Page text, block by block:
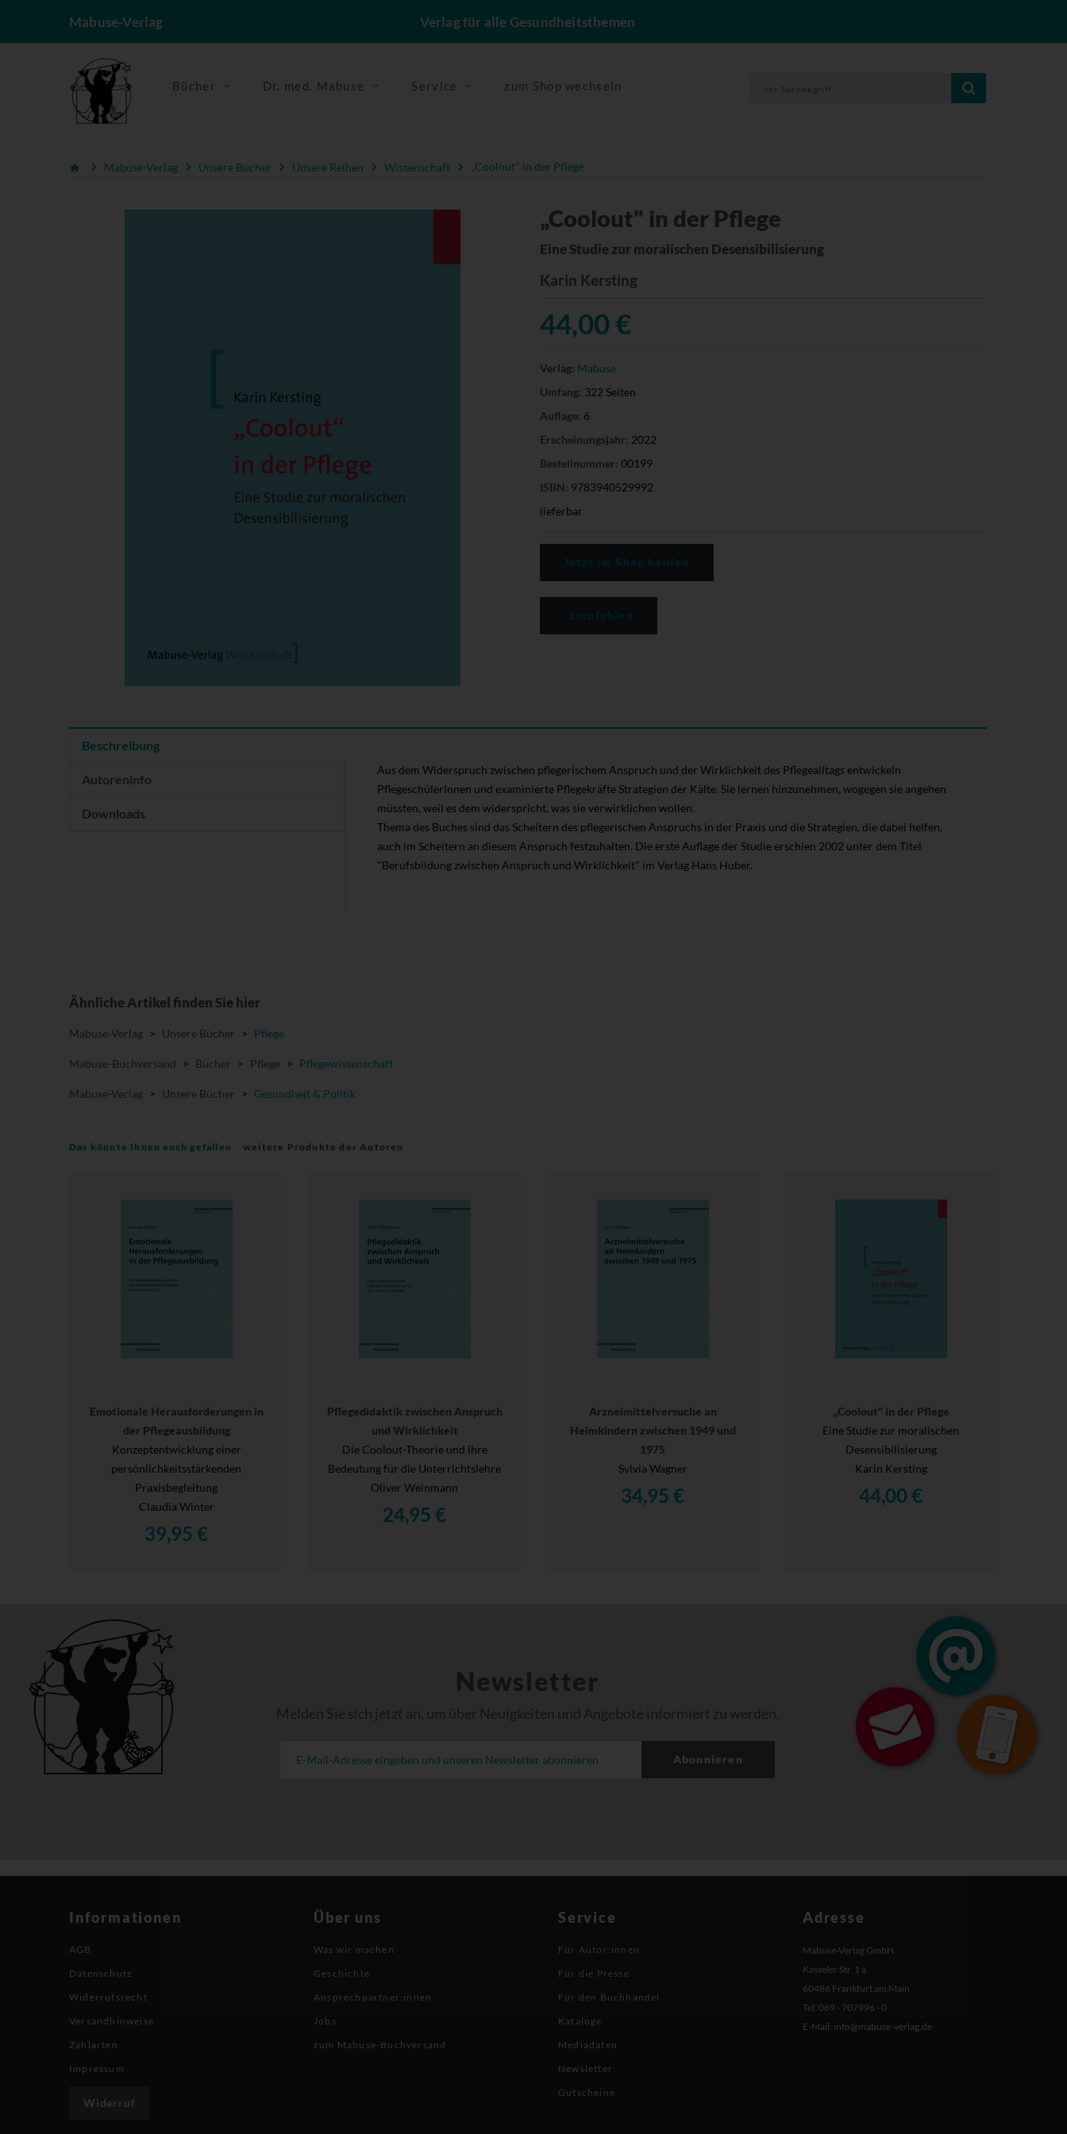
Mabuse-Verlag Verlag für alle Gesundheitsthemen
Bücher Dr. med. Mabuse Service zum Shop wechseln
Mabuse-Verlag Unsere Bücher Unsere Reihen Wissenschaft „Coolout" in der Pflege
„Coolout" in der Pflege
Eine Studie zur moralischen Desensibilisierung
Karin Kersting
44,00 €
Verlag: Mabuse
Umfang: 322 Seiten
Auflage: 6
Erscheinungsjahr: 2022
Bestellnummer: 00199
ISBN: 9783940529992
lieferbar
Beschreibung
Autoreninfo
Downloads
Aus dem Widerspruch zwischen pflegerischem Anspruch und der Wirklichkeit des Pflegealltags entwickeln
PflegeschülerInnen und examinierte Pflegekräfte Strategien der Kälte. Sie lernen hinzunehmen, wogegen sie angehen
müssten, weil es dem widerspricht, was sie verwirklichen wollen.
Thema des Buches sind das Scheitern des pflegerischen Anspruchs in der Praxis und die Strategien, die dabei helfen,
auch im Scheitern an diesem Anspruch festzuhalten. Die erste Auflage der Studie erschien 2002 unter dem Titel
"Berufsbildung zwischen Anspruch und Wirklichkeit" im Verlag Hans Huber.
Ähnliche Artikel finden Sie hier
Mabuse-Verlag > Unsere Bücher > Pflege
Mabuse-Buchversand > Bücher > Pflege > Pflegewissenschaft
Mabuse-Verlag > Unsere Bücher > Gesundheit & Politik
Das könnte Ihnen auch gefallen weitere Produkte der Autoren
Emotionale Herausforderungen in
der Pflegeausbildung
Konzeptentwicklung einer
persönlichkeitsstärkenden
Praxisbegleitung
Claudia Winter
39,95 €
Pflegedidaktik zwischen Anspruch
und Wirklichkeit
Die Coolout-Theorie und ihre
Bedeutung für die Unterrichtslehre
Oliver Weinmann
24,95 €
Arzneimittelversuche an
Heimkindern zwischen 1949 und
1975
Sylvia Wagner
34,95 €
„Coolout" in der Pflege
Eine Studie zur moralischen
Desensibilisierung
Karin Kersting
44,00 €
Newsletter
Melden Sie sich jetzt an, um über Neuigkeiten und Angebote informiert zu werden.
Abonnieren
Informationen
AGB
Datenschutz
Widerrufsrecht
Versandhinweise
Zahlarten
Impressum
Widerruf
Über uns
Was wir machen
Geschichte
Ansprechpartner:innen
Jobs
zum Mabuse-Buchversand
Service
Für Autor:innen
Für die Presse
Für den Buchhandel
Kataloge
Mediadaten
Newsletter
Gutscheine
Adresse
Mabuse-Verlag GmbH
Kasseler Str. 1 a
60486 Frankfurt am Main
Tel: 069 - 707996 - 0
E-Mail: info@mabuse-verlag.de